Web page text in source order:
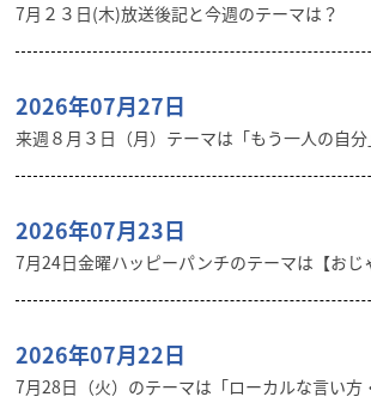
7月２３日(木)放送後記と今週のテーマは？
2026年07月27日
来週８月３日（月）テーマは「もう一人の自分
2026年07月23日
7月24日金曜ハッピーパンチのテーマは【おじ
2026年07月22日
7月28日（火）のテーマは「ローカルな言い方